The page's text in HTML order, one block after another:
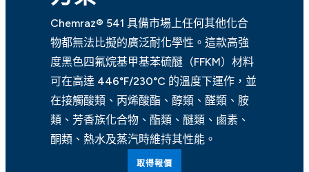
Chemraz® 541 具備市場上任何其他化合
物都無法比擬的廣泛耐化學性。這款高強
度黑色四氟烷基甲基苯硫醚（FFKM）材料
可在高達 446°F/230°C 的溫度下運作，並
在接觸酸類、丙烯酸酯、醇類、醛類、胺
類、芳香族化合物、酯類、醚類、鹵素、
酮類、熱水及蒸汽時維持其性能。
取得報價